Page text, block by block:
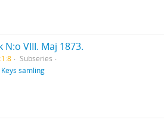
N:o VIII. Maj 1873.
Subseries
Keys samling